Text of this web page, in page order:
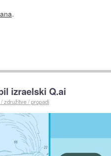
.
izraelski Q.ai
združitve / propadi